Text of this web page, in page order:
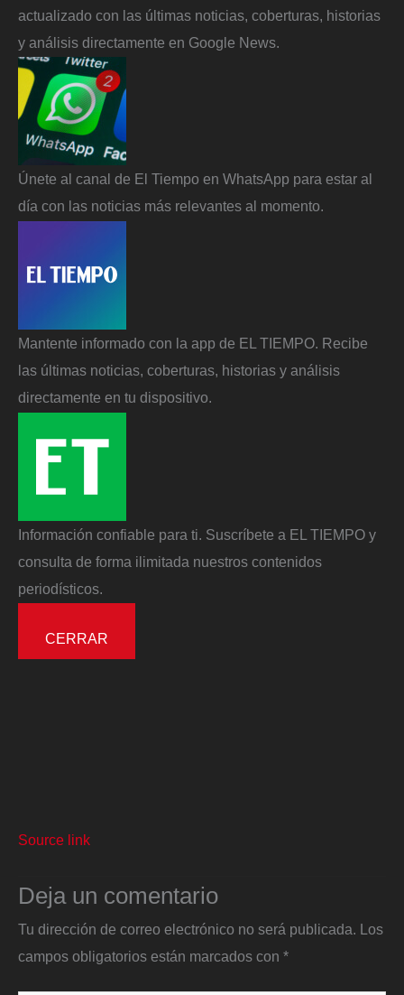
actualizado con las últimas noticias, coberturas, historias
y análisis directamente en Google News.
Únete al canal de El Tiempo en WhatsApp para estar al
día con las noticias más relevantes al momento.
Mantente informado con la app de EL TIEMPO. Recibe
las últimas noticias, coberturas, historias y análisis
directamente en tu dispositivo.
Información confiable para ti. Suscríbete a EL TIEMPO y
consulta de forma ilimitada nuestros contenidos
periodísticos.
CERRAR
Source link
Deja un comentario
Tu dirección de correo electrónico no será publicada. Los
campos obligatorios están marcados con *